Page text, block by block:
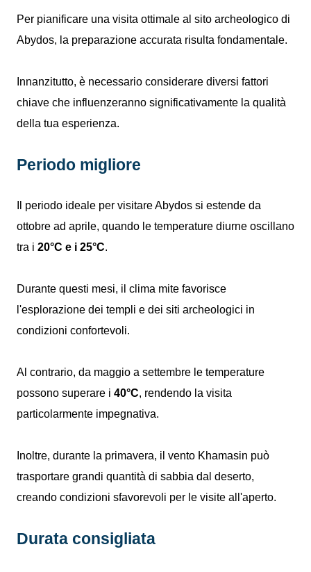
Per pianificare una visita ottimale al sito archeologico di
Abydos, la preparazione accurata risulta fondamentale.
Innanzitutto, è necessario considerare diversi fattori
chiave che influenzeranno significativamente la qualità
della tua esperienza.
Periodo migliore
Il periodo ideale per visitare Abydos si estende da
ottobre ad aprile, quando le temperature diurne oscillano
tra i 20°C e i 25°C.
Durante questi mesi, il clima mite favorisce
l'esplorazione dei templi e dei siti archeologici in
condizioni confortevoli.
Al contrario, da maggio a settembre le temperature
possono superare i 40°C, rendendo la visita
particolarmente impegnativa.
Inoltre, durante la primavera, il vento Khamasin può
trasportare grandi quantità di sabbia dal deserto,
creando condizioni sfavorevoli per le visite all'aperto.
Durata consigliata